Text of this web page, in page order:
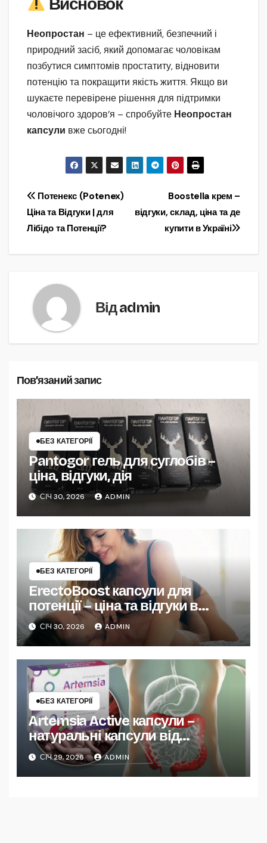
Висновок
Неопростан – це ефективний, безпечний і
природний засіб, який допомагає чоловікам
позбутися симптомів простатиту, відновити
потенцію та покращити якість життя. Якщо ви
шукаєте перевірене рішення для підтримки
чоловічого здоров’я – спробуйте Неопростан
капсули вже сьогодні!
Навігація
записів
Boostella крем –
відгуки, склад, ціна та де
купити в Україні
Потенекс (Potenex)
Ціна та Відгуки | для
Лібідо та Потенції?
Відadmin
Пов’язаний запис
БЕЗ КАТЕГОРІЇ
Pantogor гель для суглобів –
ціна, відгуки, дія
СІЧ 30, 2026 ADMIN
БЕЗ КАТЕГОРІЇ
ErectoBoost капсули для
потенції – ціна та відгуки в
Україні
СІЧ 30, 2026 ADMIN
БЕЗ КАТЕГОРІЇ
Artemsia Active капсули –
натуральні капсули від
паразитів
СІЧ 29, 2026 ADMIN